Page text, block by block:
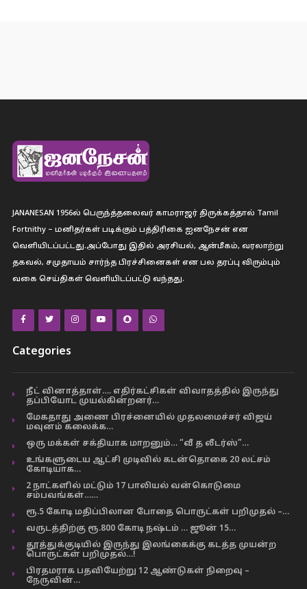
JANANESAN 1956ல் பெருந்த்தலைவர் காமராஜர் திருக்கத்தால் Tamil
Fortnithy – மனிதர்கள் படிக்கும் பத்திரிகை ஐனநேசன் என
வெளியிடப்பட்டது.அப்போது இதில் அரசியல், ஆன்மீகம், வரலாற்று
தகவல், சமுதாயம் சார்ந்த பிரச்சினைகள் என பல தரப்பு விரும்பும்
வகை செய்திகள் வெளியிடப்பட்டு வந்தது.
Categories
நீட் வினாத்தாள்…. எதிர்கட்சிகள் விவாதத்தில் இருந்து
தப்பியோட முயல்கின்றனர்…
மேகதாது அணை பிரச்னையில் முதலமைச்சர் விஜய்
மவுனம் கலைக்க…
ஒரு மக்கள் சக்தியாக மாறனும்… “வீ த லீடர்ஸ்”…
உங்களுடைய ஆட்சி முடிவில் கடன்தொகை 20 லட்சம்
கோடியாக…
2 நாட்களில் மட்டும் 17 பாலியல் வன்கொடுமை
சம்பவங்கள்……
ரூ.5 கோடி மதிப்பிலான போதை பொருட்கள் பறிமுதல் –…
வருடத்திற்கு ரூ.800 கோடி நஷ்டம் … ஜூன் 15…
தூத்துக்குடியில் இருந்து இலங்கைக்கு கடத்த முயன்ற
பொருட்கள் பறிமுதல்…!
பிரதமராக பதவியேற்று 12 ஆண்டுகள் நிறைவு –
நேருவின்…